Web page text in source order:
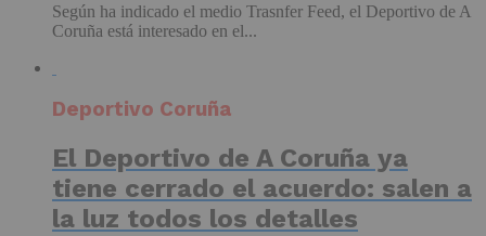
Según ha indicado el medio Trasnfer Feed, el Deportivo de A
Coruña está interesado en el...
Deportivo Coruña
El Deportivo de A Coruña ya
tiene cerrado el acuerdo: salen a
la luz todos los detalles